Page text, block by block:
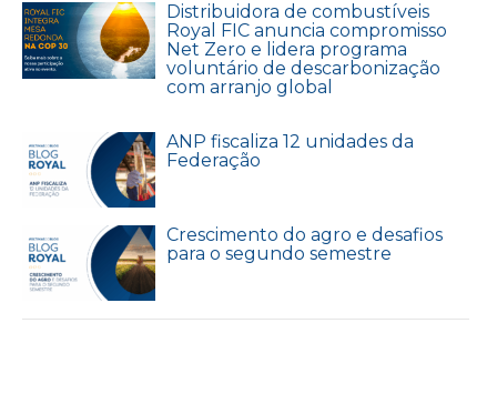
Distribuidora de combustíveis
Royal FIC anuncia compromisso
Net Zero e lidera programa
voluntário de descarbonização
com arranjo global
ANP fiscaliza 12 unidades da
Federação
Crescimento do agro e desafios
para o segundo semestre